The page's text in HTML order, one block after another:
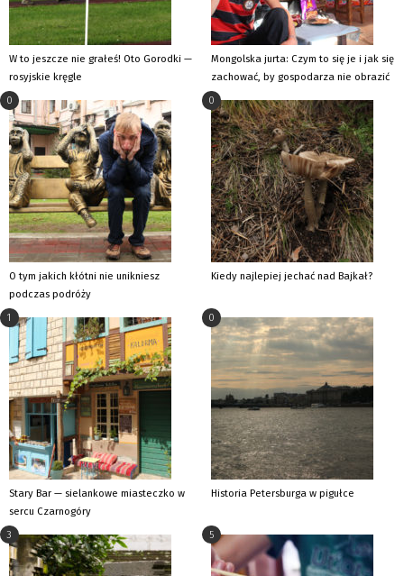
W to jeszcze nie grałeś! Oto Gorodki —
rosyjskie kręgle
Mongolska jurta: Czym to się je i jak się
zachować, by gospodarza nie obrazić
O tym jakich kłótni nie unikniesz
podczas podróży
0
Kiedy najlepiej jechać nad Bajkał?
0
Stary Bar — sielankowe miasteczko w
sercu Czarnogóry
1
Historia Petersburga w pigułce
0
3 5